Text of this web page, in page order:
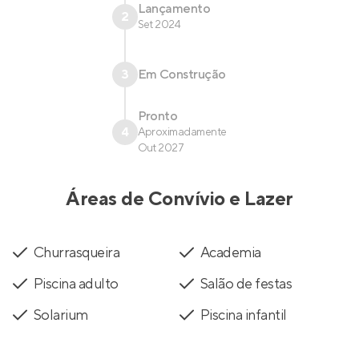
2 Lançamento
Set 2024
3 Em Construção
4
Pronto
Aproximadamente
Out 2027
Áreas de Convívio e Lazer
Churrasqueira
Academia
Piscina adulto
Salão de festas
Solarium
Piscina infantil